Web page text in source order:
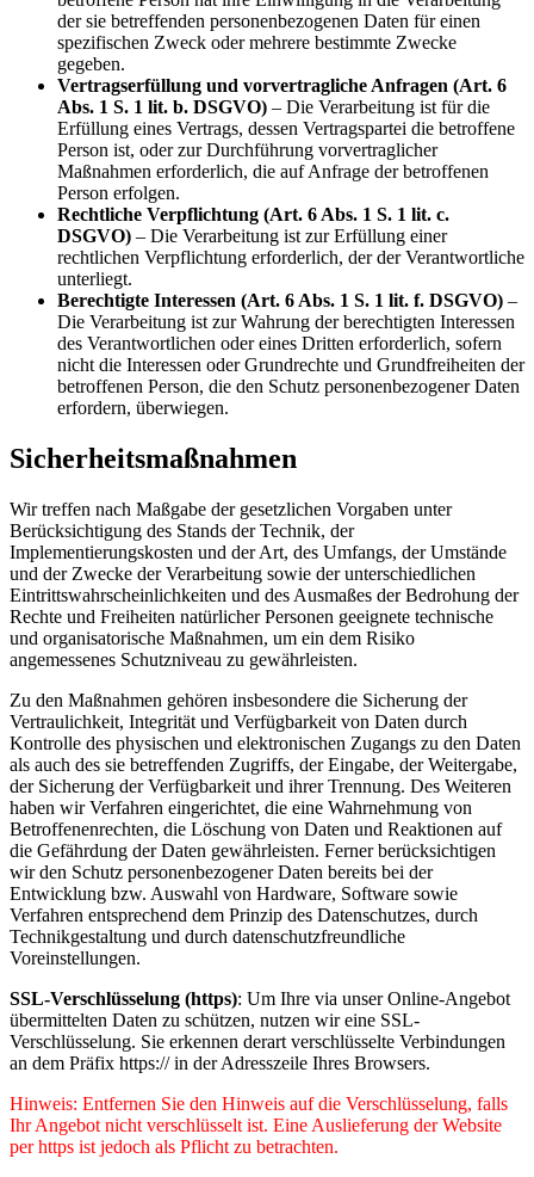
der sie betreffenden personenbezogenen Daten für einen
spezifischen Zweck oder mehrere bestimmte Zwecke
gegeben.
Vertragserfüllung und vorvertragliche Anfragen (Art. 6
Abs. 1 S. 1 lit. b. DSGVO) – Die Verarbeitung ist für die
Erfüllung eines Vertrags, dessen Vertragspartei die betroffene
Person ist, oder zur Durchführung vorvertraglicher
Maßnahmen erforderlich, die auf Anfrage der betroffenen
Person erfolgen.
Rechtliche Verpflichtung (Art. 6 Abs. 1 S. 1 lit. c.
DSGVO) – Die Verarbeitung ist zur Erfüllung einer
rechtlichen Verpflichtung erforderlich, der der Verantwortliche
unterliegt.
Berechtigte Interessen (Art. 6 Abs. 1 S. 1 lit. f. DSGVO) –
Die Verarbeitung ist zur Wahrung der berechtigten Interessen
des Verantwortlichen oder eines Dritten erforderlich, sofern
nicht die Interessen oder Grundrechte und Grundfreiheiten der
betroffenen Person, die den Schutz personenbezogener Daten
erfordern, überwiegen.
Sicherheitsmaßnahmen
Wir treffen nach Maßgabe der gesetzlichen Vorgaben unter
Berücksichtigung des Stands der Technik, der
Implementierungskosten und der Art, des Umfangs, der Umstände
und der Zwecke der Verarbeitung sowie der unterschiedlichen
Eintrittswahrscheinlichkeiten und des Ausmaßes der Bedrohung der
Rechte und Freiheiten natürlicher Personen geeignete technische
und organisatorische Maßnahmen, um ein dem Risiko
angemessenes Schutzniveau zu gewährleisten.
Zu den Maßnahmen gehören insbesondere die Sicherung der
Vertraulichkeit, Integrität und Verfügbarkeit von Daten durch
Kontrolle des physischen und elektronischen Zugangs zu den Daten
als auch des sie betreffenden Zugriffs, der Eingabe, der Weitergabe,
der Sicherung der Verfügbarkeit und ihrer Trennung. Des Weiteren
haben wir Verfahren eingerichtet, die eine Wahrnehmung von
Betroffenenrechten, die Löschung von Daten und Reaktionen auf
die Gefährdung der Daten gewährleisten. Ferner berücksichtigen
wir den Schutz personenbezogener Daten bereits bei der
Entwicklung bzw. Auswahl von Hardware, Software sowie
Verfahren entsprechend dem Prinzip des Datenschutzes, durch
Technikgestaltung und durch datenschutzfreundliche
Voreinstellungen.
SSL-Verschlüsselung (https): Um Ihre via unser Online-Angebot
übermittelten Daten zu schützen, nutzen wir eine SSL-
Verschlüsselung. Sie erkennen derart verschlüsselte Verbindungen
an dem Präfix https:// in der Adresszeile Ihres Browsers.
Hinweis: Entfernen Sie den Hinweis auf die Verschlüsselung, falls
Ihr Angebot nicht verschlüsselt ist. Eine Auslieferung der Website
per https ist jedoch als Pflicht zu betrachten.